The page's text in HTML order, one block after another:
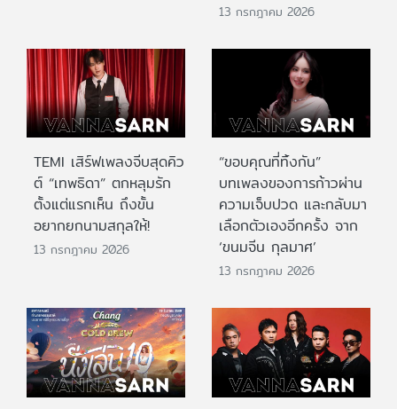
13 กรกฎาคม 2026
TEMI เสิร์ฟเพลงจีบสุดคิว
ต์ “เทพธิดา” ตกหลุมรัก
ตั้งแต่แรกเห็น ถึงขั้น
อยากยกนามสกุลให้!
13 กรกฎาคม 2026
“ขอบคุณที่ทิ้งกัน”
บทเพลงของการก้าวผ่าน
ความเจ็บปวด และกลับมา
เลือกตัวเองอีกครั้ง จาก
‘ขนมจีน กุลมาศ’
13 กรกฎาคม 2026